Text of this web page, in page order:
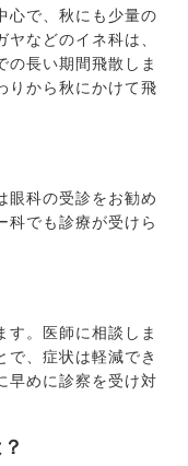
心で、秋にも少量の
などのイネ科は、
の長い期間飛散しま
りから秋にかけて飛
眼科の受診をお勧め
科でも診療が受けら
す。医師に相談しま
で、症状は軽減でき
早めに診察を受け対